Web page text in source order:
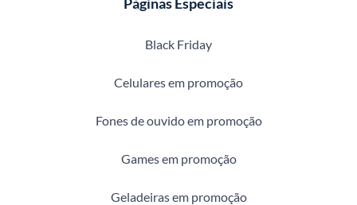
Black Friday
Celulares em promoção
Fones de ouvido em promoção
Games em promoção
Geladeiras em promoção